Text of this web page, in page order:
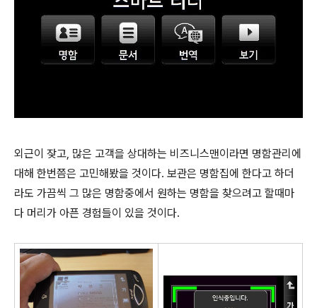
외근이 잦고, 많은 고객을 상대하는 비즈니스맨이라면 명함관리에
대해 한번쯤은 고민해봤을 것이다. 보관은 명함집에 한다고 하더
라도 가끔씩 그 많은 명함중에서 원하는 명함을 찾으려고 할때마
다 머리가 아픈 경험들이 있을 것이다.